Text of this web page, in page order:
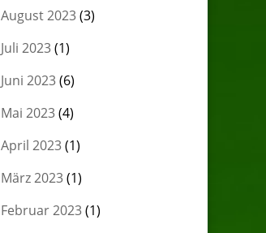
August 2023(3)
Juli 2023(1)
Juni 2023(6)
Mai 2023(4)
April 2023(1)
März 2023(1)
Februar 2023(1)